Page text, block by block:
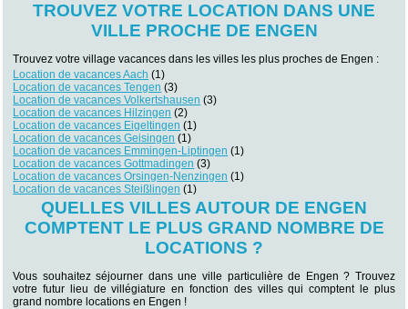
TROUVEZ VOTRE LOCATION DANS UNE
VILLE PROCHE DE ENGEN
Trouvez votre village vacances dans les villes les plus proches de Engen :
Location de vacances Aach (1)
Location de vacances Tengen (3)
Location de vacances Volkertshausen (3)
Location de vacances Hilzingen (2)
Location de vacances Eigeltingen (1)
Location de vacances Geisingen (1)
Location de vacances Emmingen-Liptingen (1)
Location de vacances Gottmadingen (3)
Location de vacances Orsingen-Nenzingen (1)
Location de vacances Steißlingen (1)
QUELLES VILLES AUTOUR DE ENGEN
COMPTENT LE PLUS GRAND NOMBRE DE
LOCATIONS ?
Vous souhaitez séjourner dans une ville particulière de Engen ? Trouvez
votre futur lieu de villégiature en fonction des villes qui comptent le plus
grand nombre locations en Engen !